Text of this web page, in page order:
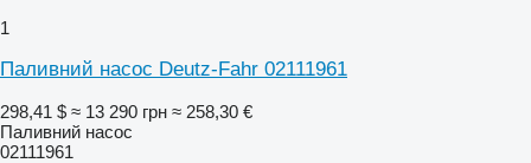
1
Паливний насос Deutz-Fahr 02111961
298,41 $ ≈ 13 290 грн ≈ 258,30 €
Паливний насос
02111961